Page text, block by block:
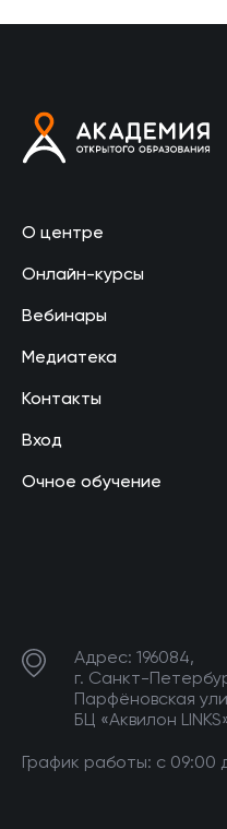
О центре
Онлайн-курсы
Вебинары
Медиатека
Контакты
Вход
Очное обучение
Адрес: 196084,
г. Санкт-
Парфёновская
БЦ «Аквилон
График работы: с 09:00